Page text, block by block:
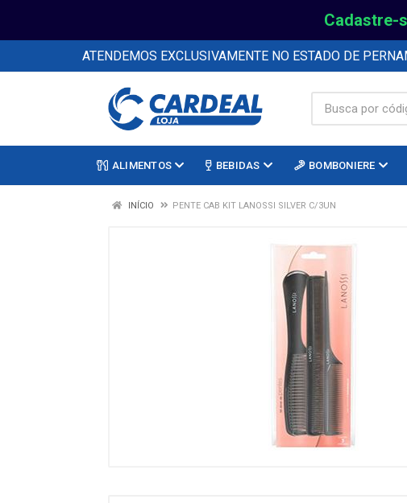
Cadastre-
ATENDEMOS EXCLUSIVAMENTE NO ESTADO DE
ALIMENTOS BEBIDAS BOMBONIERE
INÍCIO PENTE CAB KIT LANOSSI SILVER C/3UN